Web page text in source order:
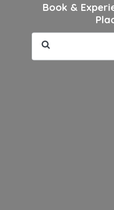
Book &